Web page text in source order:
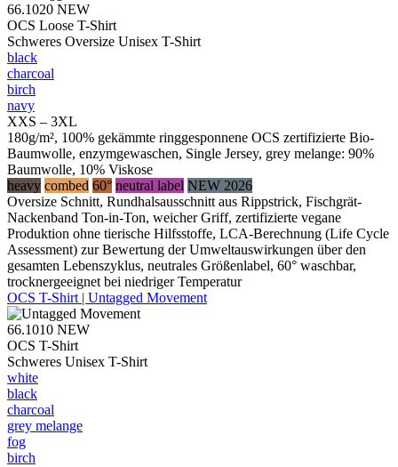
66.1020 NEW
OCS Loose T-Shirt
Schweres Oversize Unisex T-Shirt
black
charcoal
birch
navy
XXS – 3XL
180g/m², 100% gekämmte ringgesponnene OCS zertifizierte Bio-
Baumwolle, enzymgewaschen, Single Jersey, grey melange: 90%
Baumwolle, 10% Viskose
heavy combed 60° neutral label NEW 2026
Oversize Schnitt, Rundhalsausschnitt aus Rippstrick, Fischgrät-
Nackenband Ton-in-Ton, weicher Griff, zertifizierte vegane
Produktion ohne tierische Hilfsstoffe, LCA-Berechnung (Life Cycle
Assessment) zur Bewertung der Umweltauswirkungen über den
gesamten Lebenszyklus, neutrales Größenlabel, 60° waschbar,
trocknergeeignet bei niedriger Temperatur
OCS T-Shirt | Untagged Movement
66.1010 NEW
OCS T-Shirt
Schweres Unisex T-Shirt
white
black
charcoal
grey melange
fog
birch